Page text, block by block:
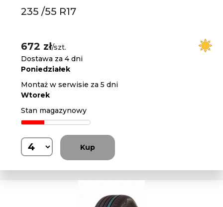
235 /55 R17
672 zł/szt.
Dostawa za 4 dni
Poniedziałek
Montaż w serwisie za 5 dni
Wtorek
Stan magazynowy
Kup